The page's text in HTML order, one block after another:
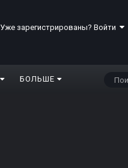
Уже зарегистрированы? Войти
БОЛЬШЕ